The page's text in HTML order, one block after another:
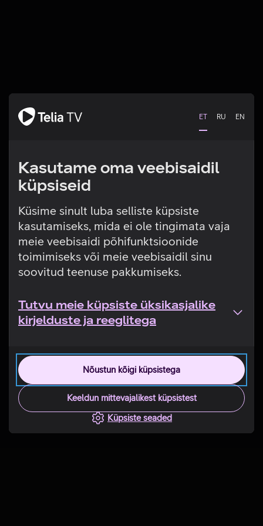
ET RU EN
Kasutame oma veebisaidil
küpsiseid
Küsime sinult luba selliste küpsiste
kasutamiseks, mida ei ole tingimata vaja
meie veebisaidi põhifunktsioonide
toimimiseks või meie veebisaidil sinu
soovitud teenuse pakkumiseks.
Tutvu meie küpsiste üksikasjalike
kirjelduste ja reeglitega
Nõustun kõigi küpsistega
Keeldun mittevajalikest küpsistest
Küpsiste seaded
Tehniline viga